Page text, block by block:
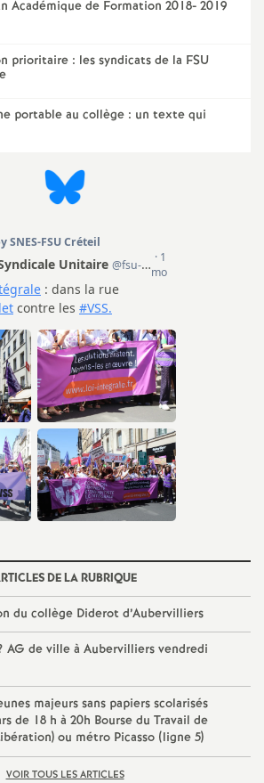
e
c
o
d
g
r
é
O
r
l
é
a
n
s
Académique de Formation 2018- 2019
prioritaire : les syndicats de la FSU
portable au collège : un texte qui
DE LA RUBRIQUE
du collège Diderot d’Aubervilliers
AG de ville à Aubervilliers vendredi
majeurs sans papiers scolarisés
de 18 h à 20h Bourse du Travail de
ou métro Picasso (ligne 5)
VOIR TOUS LES ARTICLES